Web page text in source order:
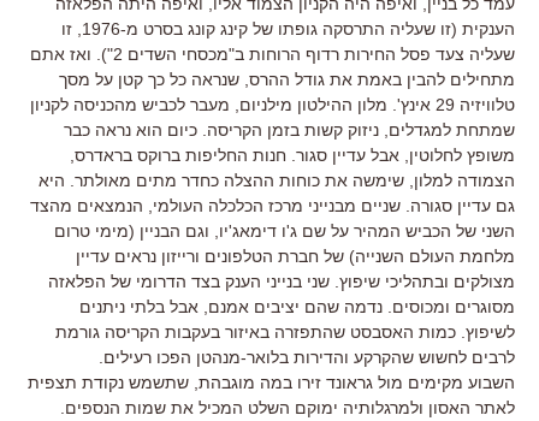
הענקית (זו שעליה התרסקה גופתו של קינג קונג בסרט מ-1976, זו
שעליה צעד פסל החירות רדוף הרוחות ב"מכסחי השדים 2"). ואז אתם
מתחילים להבין באמת את גודל ההרס, שנראה כל כך קטן על מסך
טלוויזיה 29 אינץ'. מלון ההילטון מילניום, מעבר לכביש מהכניסה לקניון
שמתחת למגדלים, ניזוק קשות בזמן הקריסה. כיום הוא נראה כבר
משופץ לחלוטין, אבל עדיין סגור. חנות החליפות ברוקס בראדרס,
הצמודה למלון, שימשה את כוחות ההצלה כחדר מתים מאולתר. היא
גם עדיין סגורה. שניים מבנייני מרכז הכלכלה העולמי, הנמצאים מהצד
השני של הכביש המהיר על שם ג'ו דימאג'יו, וגם הבניין (מימי טרום
מלחמת העולם השנייה) של חברת הטלפונים ורייזון נראים עדיין
מצולקים ובתהליכי שיפוץ. שני בנייני הענק בצד הדרומי של הפלאזה
מסוגרים ומכוסים. נדמה שהם יציבים אמנם, אבל בלתי ניתנים
לשיפוץ. כמות האסבסט שהתפזרה באיזור בעקבות הקריסה גורמת
לרבים לחשוש שהקרקע והדירות בלואר-מנהטן הפכו רעילים.
השבוע מקימים מול גראונד זירו במה מוגבהת, שתשמש נקודת תצפית
לאתר האסון ולמרגלותיה ימוקם השלט המכיל את שמות הנספים.